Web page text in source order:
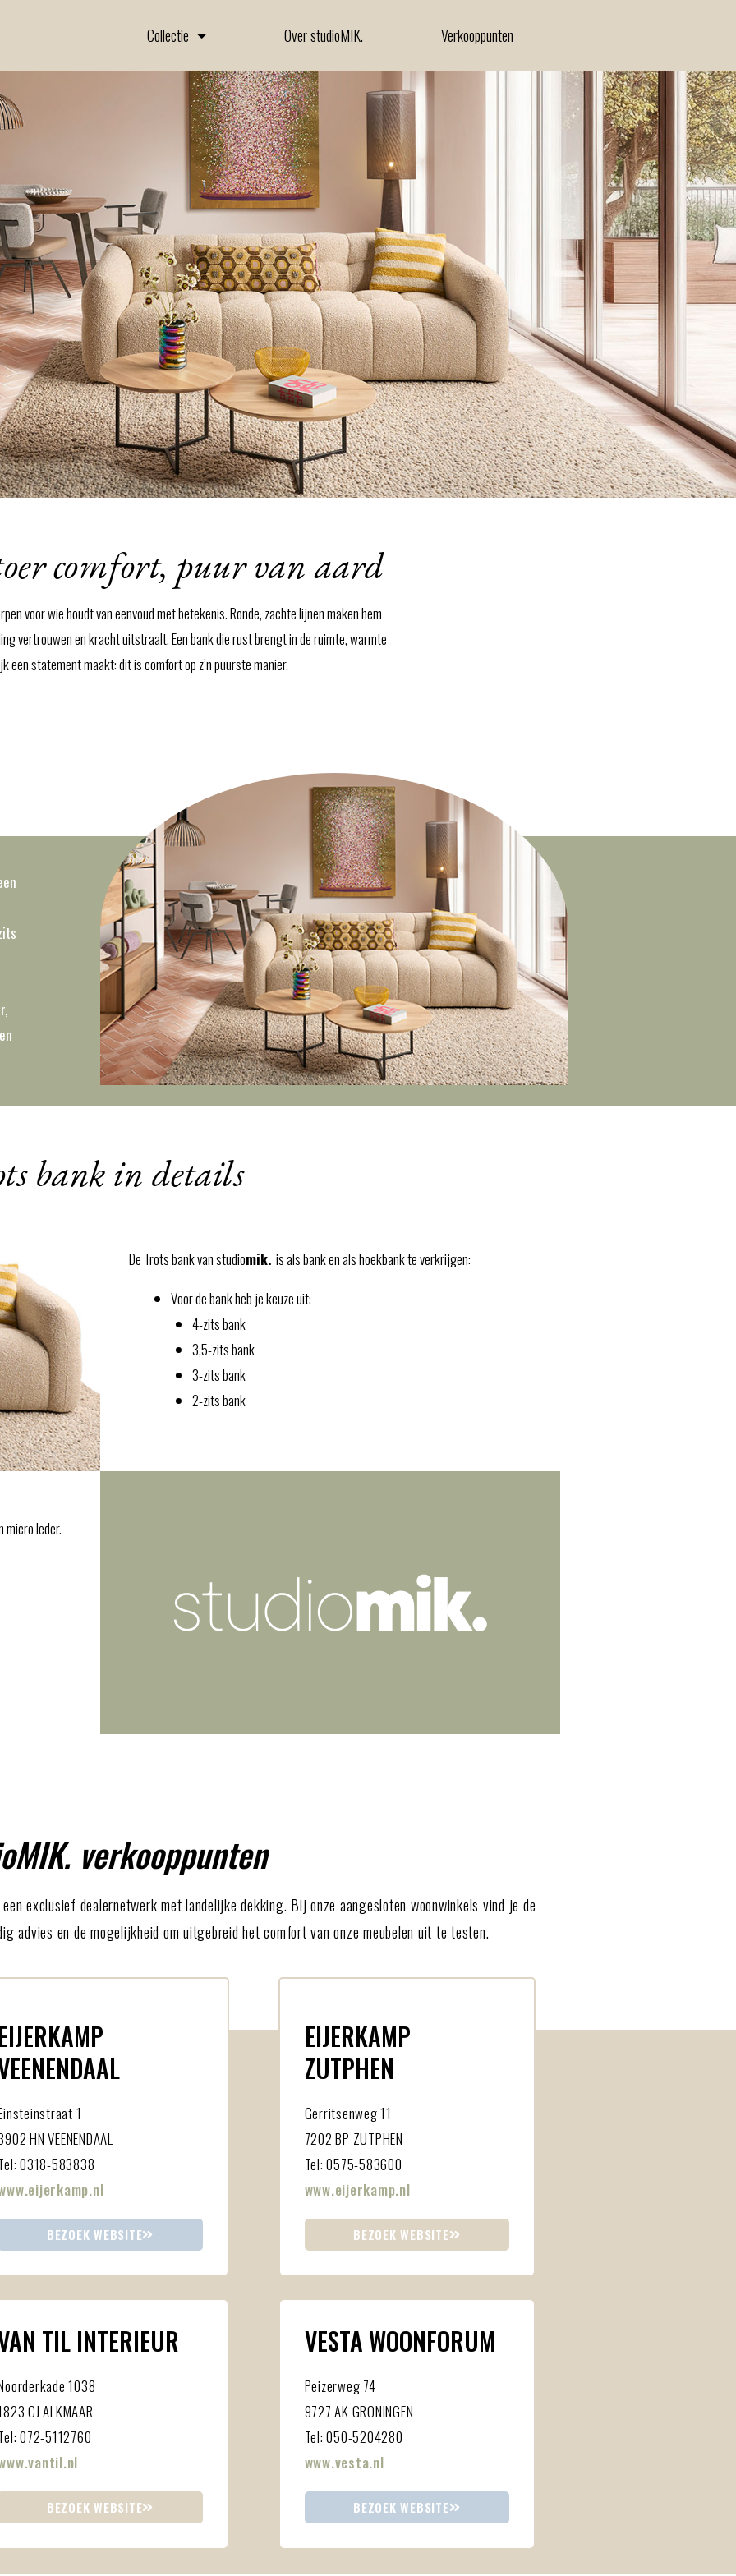
Collectie Over studioMIK. Verkooppunten
comfort, puur van aard
voor wie houdt van eenvoud met betekenis. Ronde, zachte lijnen maken hem
vertrouwen en kracht uitstraalt. Een bank die rust brengt in de ruimte, warmte
een statement maakt: dit is comfort op z’n puurste manier.
bank in details
De Trots bankvanstudiomik. is als bank en als hoekbank te verkrijgen:
Voor de bank heb je keuze uit:
4-zits bank
3,5-zits bank
3-zits bank
2-zits bank
micro leder.
verkooppunten
exclusief dealernetwerk met landelijke dekking. Bij onze aangesloten woonwinkels vind je de
advies en de mogelijkheid om uitgebreid het comfort van onze meubelen uit te testen.
1
HN VEENENDAAL
0318-583838
BEZOEK WEBSITE
TIL INTERIEUR
1038
CJ ALKMAAR
072-5112760
BEZOEK WEBSITE
EIJERKAMP
ZUTPHEN
Gerritsenweg 11
7202 BP ZUTPHEN
Tel: 0575-583600
www.eijerkamp.nl
BEZOEK WEBSITE
VESTA WOONFORUM
Peizerweg 74
9727 AK GRONINGEN
Tel: 050-5204280
www.vesta.nl
BEZOEK WEBSITE